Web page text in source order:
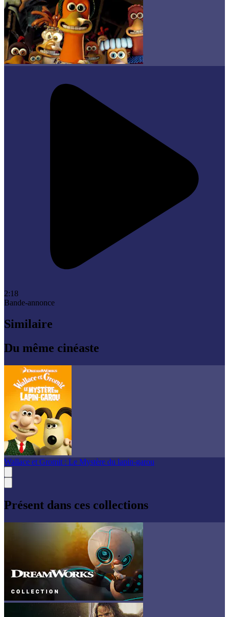
2:18
Bande-annonce
Similaire
Du même cinéaste
Wallace et Gromit : Le Mystère du lapin-garou
Présent dans ces collections